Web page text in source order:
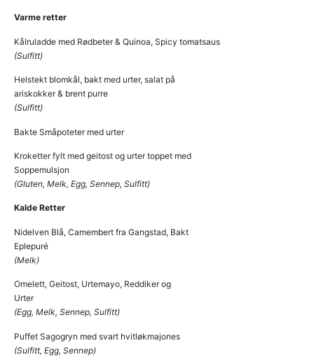
Varme retter
Kålruladde med Rødbeter & Quinoa, Spicy tomatsaus
(Sulfitt)
Helstekt blomkål, bakt med urter, salat på
ariskokker & brent purre
(Sulfitt)
Bakte Småpoteter med urter
Kroketter fylt med geitost og urter toppet med
Soppemulsjon
(Gluten, Melk, Egg, Sennep, Sulfitt)
Kalde Retter
Nidelven Blå, Camembert fra Gangstad, Bakt
Eplepuré
(Melk)
Omelett, Geitost, Urtemayo, Reddiker og
Urter
(Egg, Melk, Sennep, Sulfitt)
Puffet Sagogryn med svart hvitløkmajones
(Sulfitt, Egg, Sennep)